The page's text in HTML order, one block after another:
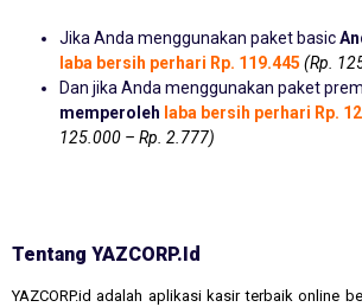
Jika Anda menggunakan paket basic
laba bersih perhari Rp. 119.445 (Rp.
Dan jika Anda menggunakan paket
memperoleh laba bersih perhari Rp.
125.000 – Rp. 2.777)
Tentang YAZCORP.id
YAZCORP.id adalah aplikasi kasir terbaik online